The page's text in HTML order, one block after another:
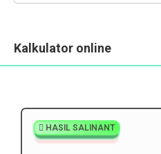
Kalkulator online
HASIL SALINANT